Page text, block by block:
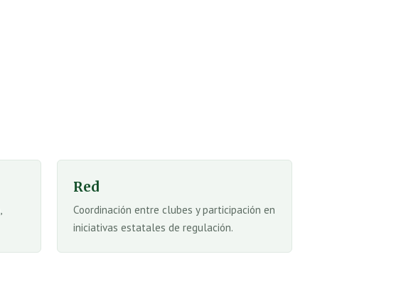
Red
Coordinación entre clubes y participación en
iniciativas estatales de regulación.